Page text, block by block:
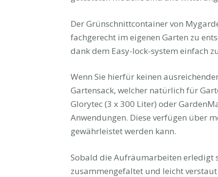
Der Grünschnittcontainer von
fachgerecht im eigenen Garten zu
dank dem Easy-lock-system einfach
Wenn Sie hierfür keinen
Gartensack, welcher natürlich für
Glorytec (3 x 300 Liter) oder
Anwendungen. Diese verfügen über
gewährleistet werden kann.
Sobald die Aufräumarbeiten erledigt
zusammengefaltet und leicht